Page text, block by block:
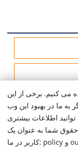
می کنیم. برخی از این
به ما در بهبود این وب
اطلاعات بیشتری
حقوق شما به عنوان یک